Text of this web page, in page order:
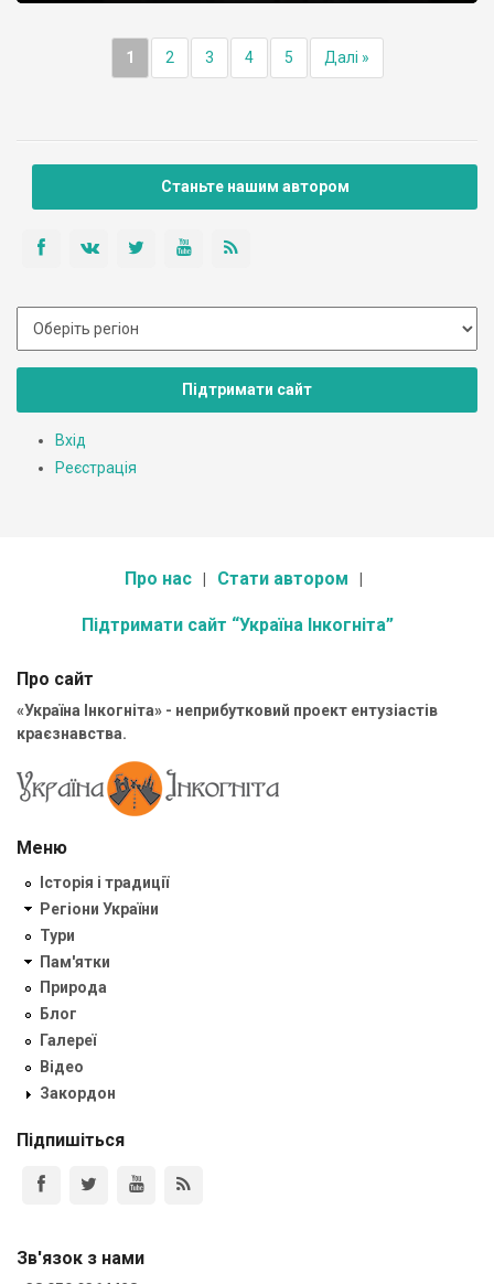
1 2 3 4 5 Далі »
Станьте нашим автором
Підтримати сайт
Вхід
Реєстрація
Про нас Стати автором
Підтримати сайт “Україна Інкогніта”
Про сайт
«Україна Інкогніта» - неприбутковий проект ентузіастів
краєзнавства.
Меню
Історія і традиції
Регіони України
Тури
Пам'ятки
Природа
Блог
Галереї
Відео
Закордон
Підпишіться
Зв'язок з нами